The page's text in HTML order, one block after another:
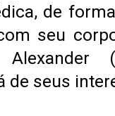
de
seu
Alexander
de seus